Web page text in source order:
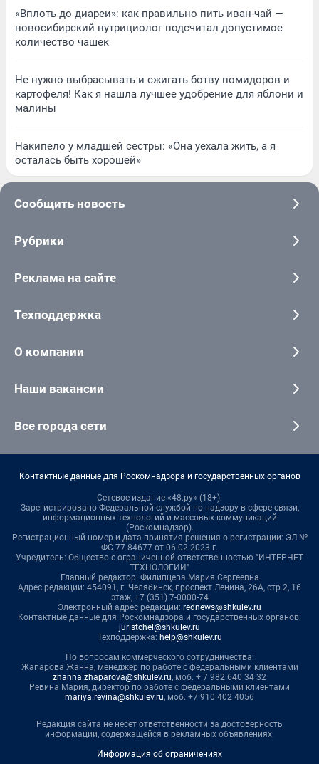
«Вплоть до диареи»: как правильно пить иван-чай —
новосибирский нутрициолог подсчитал допустимое
количество чашек
Не нужно выбрасывать и сжигать ботву помидоров и
картофеля! Как я нашла лучшее удобрение для яблони и
малины
Накипело у младшей сестры: «Она уехала жить, а я
осталась быть хорошей»
Сообщить новость
Рубрики
Реклама на сайте
Техподдержка
О компании
Наши вакансии
Все города сети
Контактные данные для Роскомнадзора и государственных органов
Сетевое издание «48.ру» (18+).
Зарегистрировано Федеральной службой по надзору в сфере связи,
информационных технологий и массовых коммуникаций
(Роскомнадзор).
Регистрационный номер и дата принятия решения о регистрации: ЭЛ №
ФС 77-84677 от 06.02.2023 г.
Учредитель: Общество с ограниченной ответственностью "ИНТЕРНЕТ
ТЕХНОЛОГИИ"
Главный редактор: Филипцева Мария Сергеевна
Адрес редакции: 454091, г. Челябинск, проспект Ленина, 26А, стр.2, 16
этаж, +7 (351) 7-0000-74
Электронный адрес редакции: rednews@shkulev.ru
Контактные данные для Роскомнадзора и государственных органов:
juristchel@shkulev.ru
Техподдержка: help@shkulev.ru
По вопросам коммерческого сотрудничества:
Жапарова Жанна, менеджер по работе с федеральными клиентами
zhanna.zhaparova@shkulev.ru, моб. + 7 982 640 34 32
Ревина Мария, директор по работе с федеральными клиентами
mariya.revina@shkulev.ru, моб. +7 910 402 4056
Редакция сайта не несет ответственности за достоверность
информации, содержащейся в рекламных объявлениях.
Информация об ограничениях